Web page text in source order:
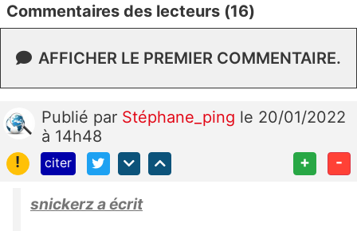
Commentaires des lecteurs (16)
AFFICHER LE PREMIER COMMENTAIRE.
Publié par Stéphane_ping le 20/01/2022
à 14h48
!
citer + -
snickerz a écrit